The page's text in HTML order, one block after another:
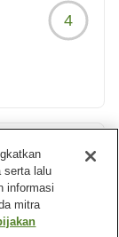
4
イルですが種
やワンドリン
serta lalu
informasi
mitra